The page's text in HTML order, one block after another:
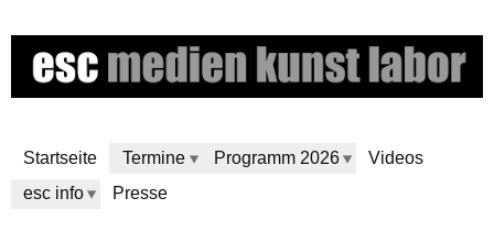
to
main
Startseite
Termine Programm 2026
Videos
esc info
Presse